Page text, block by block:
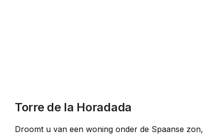
Torre de la Horadada
Droomt u van een woning onder de Spaanse zon,